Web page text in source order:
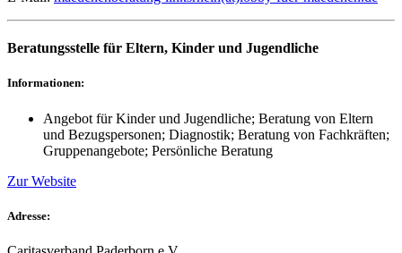
Beratungsstelle für Eltern, Kinder und Jugendliche
Informationen:
Angebot für Kinder und Jugendliche; Beratung von Eltern
und Bezugspersonen; Diagnostik; Beratung von Fachkräften;
Gruppenangebote; Persönliche Beratung
Zur Website
Adresse: